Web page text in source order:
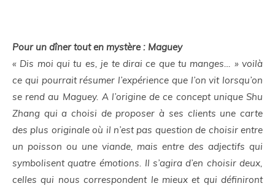
Pour un dîner tout en mystère : Maguey
« Dis moi qui tu es, je te dirai ce que tu manges… » voilà
ce qui pourrait résumer l’expérience que l’on vit lorsqu’on
se rend au Maguey. A l’origine de ce concept unique Shu
Zhang qui a choisi de proposer à ses clients une carte
des plus originale où il n’est pas question de choisir entre
un poisson ou une viande, mais entre des adjectifs qui
symbolisent quatre émotions. Il s’agira d’en choisir deux,
celles qui nous correspondent le mieux et qui définiront